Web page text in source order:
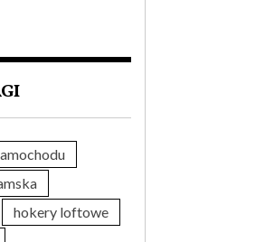
hokery loftowe